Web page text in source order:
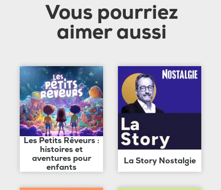
Vous pourriez
aimer aussi
Les Petits Rêveurs :
histoires et
aventures pour
enfants
La Story Nostalgie